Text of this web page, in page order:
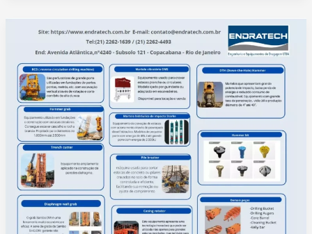
cliente